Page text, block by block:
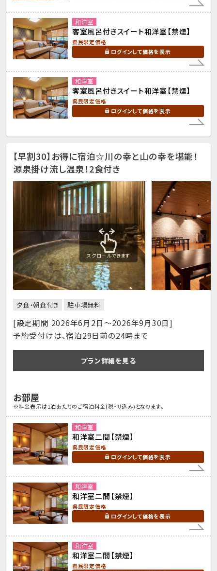
和洋室
客室風呂付きスイート和洋室【禁煙】
県民限定価格
ログインして価格を表示
和洋室
客室風呂付きスイート和洋室【禁煙】
県民限定価格
ログインして価格を表示
【早割30】お得に宿泊☆川の幸と山の幸を堪能！
源泉掛け流し温泉！2食付き
スクロールできます
夕食・朝食付き 駐車場無料
[設定期間 2026年6月2日～2026年9月30日]
予約受付けは、宿泊29日前の24時まで
プラン詳細を見る
お部屋
※料金表示は1泊あたりのご宿泊料金(税・サ込み)となります。
和洋室
和洋室二間【禁煙】
県民限定価格
ログインして価格を表示
和洋室
和洋室二間【禁煙】
県民限定価格
ログインして価格を表示
和洋室
和洋室二間【禁煙】
県民限定価格